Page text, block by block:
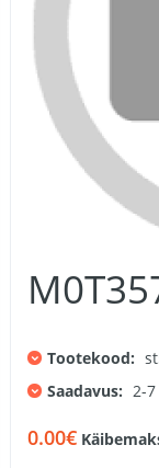
Tootekood:
Saadavus: 2-
0.00€